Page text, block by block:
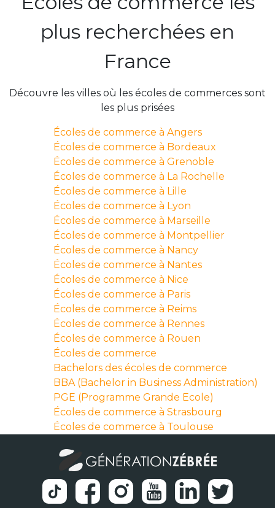
plus recherchées en
France
Découvre les villes où les écoles de commerces sont
les plus prisées
Écoles de commerce à Angers
Écoles de commerce à Bordeaux
Écoles de commerce à Grenoble
Écoles de commerce à La Rochelle
Écoles de commerce à Lille
Écoles de commerce à Lyon
Écoles de commerce à Marseille
Écoles de commerce à Montpellier
Écoles de commerce à Nancy
Écoles de commerce à Nantes
Écoles de commerce à Nice
Écoles de commerce à Paris
Écoles de commerce à Reims
Écoles de commerce à Rennes
Écoles de commerce à Rouen
Écoles de commerce
Bachelors des écoles de commerce
BBA (Bachelor in Business Administration)
PGE (Programme Grande Ecole)
Écoles de commerce à Strasbourg
Écoles de commerce à Toulouse